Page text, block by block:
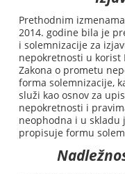
Prethodnim
2014. godine bila je
i solemnizacije za
nepokretnosti u korist
Zakona o prometu
forma solemnizacije,
služi kao osnov za
nepokretnosti i
neophodna i u skladu
propisuje formu